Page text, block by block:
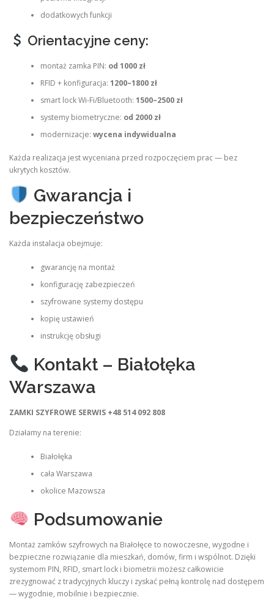
dodatkowych funkcji
Orientacyjne ceny:
montaż zamka PIN: od 1000 zł
RFID + konfiguracja: 1200–1800 zł
smart lock Wi-Fi/Bluetooth: 1500–2500 zł
systemy biometryczne: od 2000 zł
modernizacje: wycena indywidualna
Każda realizacja jest wyceniana przed rozpoczęciem prac — bez
ukrytych kosztów.
Gwarancja i
bezpieczeństwo
Każda instalacja obejmuje:
gwarancję na montaż
konfigurację zabezpieczeń
szyfrowane systemy dostępu
kopię ustawień
instrukcję obsługi
Kontakt – Białołęka
Warszawa
ZAMKI SZYFROWE SERWIS +48 514 092 808
Działamy na terenie:
Białołęka
cała Warszawa
okolice Mazowsza
Podsumowanie
Montaż zamków szyfrowych na Białołęce to nowoczesne, wygodne i
bezpieczne rozwiązanie dla mieszkań, domów, firm i wspólnot. Dzięki
systemom PIN, RFID, smart lock i biometrii możesz całkowicie
zrezygnować z tradycyjnych kluczy i zyskać pełną kontrolę nad dostępem
— wygodnie, mobilnie i bezpiecznie.